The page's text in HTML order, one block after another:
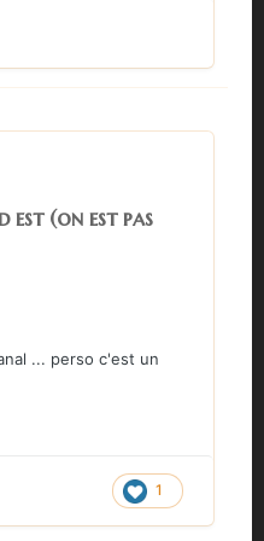
est (on est pas
... perso c'est un
1